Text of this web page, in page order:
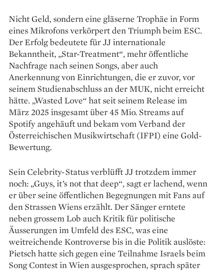
Nicht Geld, sondern eine gläserne Trophäe in Form
eines Mikrofons verkörpert den Triumph beim ESC.
Der Erfolg bedeutete für JJ internationale
Bekanntheit, „Star-Treatment“, mehr öffentliche
Nachfrage nach seinen Songs, aber auch
Anerkennung von Einrichtungen, die er zuvor, vor
seinem Studienabschluss an der MUK, nicht erreicht
hätte. „Wasted Love“ hat seit seinem Release im
März 2025 insgesamt über 45 Mio. Streams auf
Spotify angehäuft und bekam vom Verband der
Österreichischen Musikwirtschaft (IFPI) eine Gold-
Bewertung.
Sein Celebrity-Status verblüfft JJ trotzdem immer
noch: „Guys, it’s not that deep“, sagt er lachend, wenn
er über seine öffentlichen Begegnungen mit Fans auf
den Strassen Wiens erzählt. Der Sänger erntete
neben grossem Lob auch Kritik für politische
Äusserungen im Umfeld des ESC, was eine
weitreichende Kontroverse bis in die Politik auslöste:
Pietsch hatte sich gegen eine Teilnahme Israels beim
Song Contest in Wien ausgesprochen, sprach später